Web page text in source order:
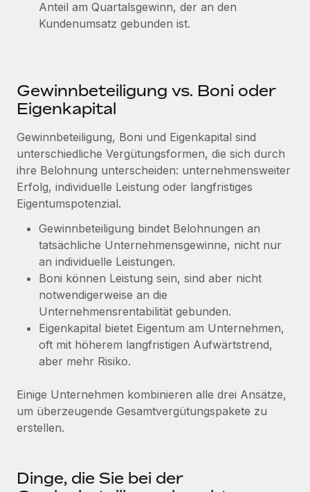
Anteil am Quartalsgewinn, der an den
Kundenumsatz gebunden ist.
Gewinnbeteiligung vs. Boni oder
Eigenkapital
Gewinnbeteiligung, Boni und Eigenkapital sind
unterschiedliche Vergütungsformen, die sich durch
ihre Belohnung unterscheiden: unternehmensweiter
Erfolg, individuelle Leistung oder langfristiges
Eigentumspotenzial.
Gewinnbeteiligung bindet Belohnungen an
tatsächliche Unternehmensgewinne, nicht nur
an individuelle Leistungen.
Boni können Leistung sein, sind aber nicht
notwendigerweise an die
Unternehmensrentabilität gebunden.
Eigenkapital bietet Eigentum am Unternehmen,
oft mit höherem langfristigen Aufwärtstrend,
aber mehr Risiko.
Einige Unternehmen kombinieren alle drei Ansätze,
um überzeugende Gesamtvergütungspakete zu
erstellen.
Dinge, die Sie bei der